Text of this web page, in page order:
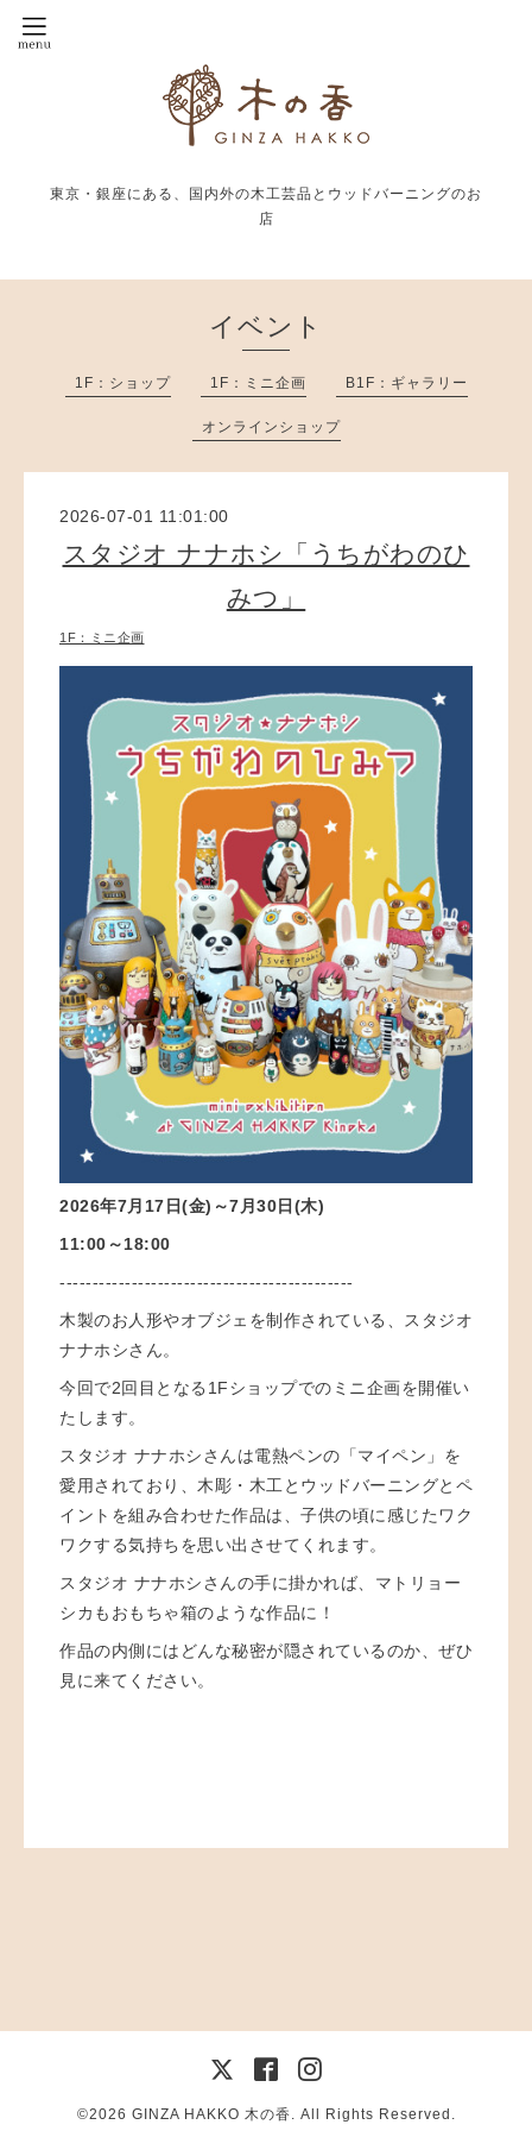
東京・銀座にある、国内外の木工芸品とウッドバーニングのお
店
イベント
1F：ショップ 1F：ミニ企画 B1F：ギャラリー
オンラインショップ
2026-07-01 11:01:00
スタジオ ナナホシ「うちがわのひ
みつ」
1F：ミニ企画
2026年7月17日(金)～7月30日(木)
11:00～18:00
---------------------------------------------
木製のお人形やオブジェを制作されている、スタジオ
ナナホシさん。
今回で2回目となる1Fショップでのミニ企画を開催い
たします。
スタジオ ナナホシさんは電熱ペンの「マイペン」を
愛用されており、木彫・木工とウッドバーニングとペ
イントを組み合わせた作品は、子供の頃に感じたワク
ワクする気持ちを思い出させてくれます。
スタジオ ナナホシさんの手に掛かれば、マトリョー
シカもおもちゃ箱のような作品に！
作品の内側にはどんな秘密が隠されているのか、ぜひ
見に来てください。
©2026 GINZA HAKKO 木の香 . All Rights Reserved.